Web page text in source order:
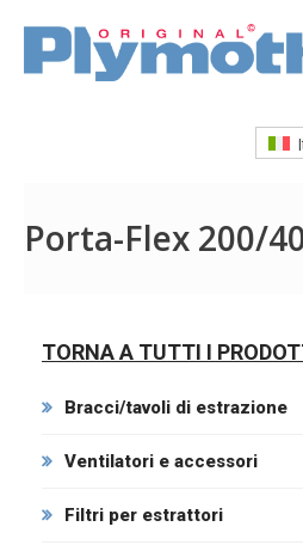
Porta-Flex 200/
TORNA A TUTTI I
Bracci/tavoli di estrazione
Ventilatori e accessori
Filtri per estrattori